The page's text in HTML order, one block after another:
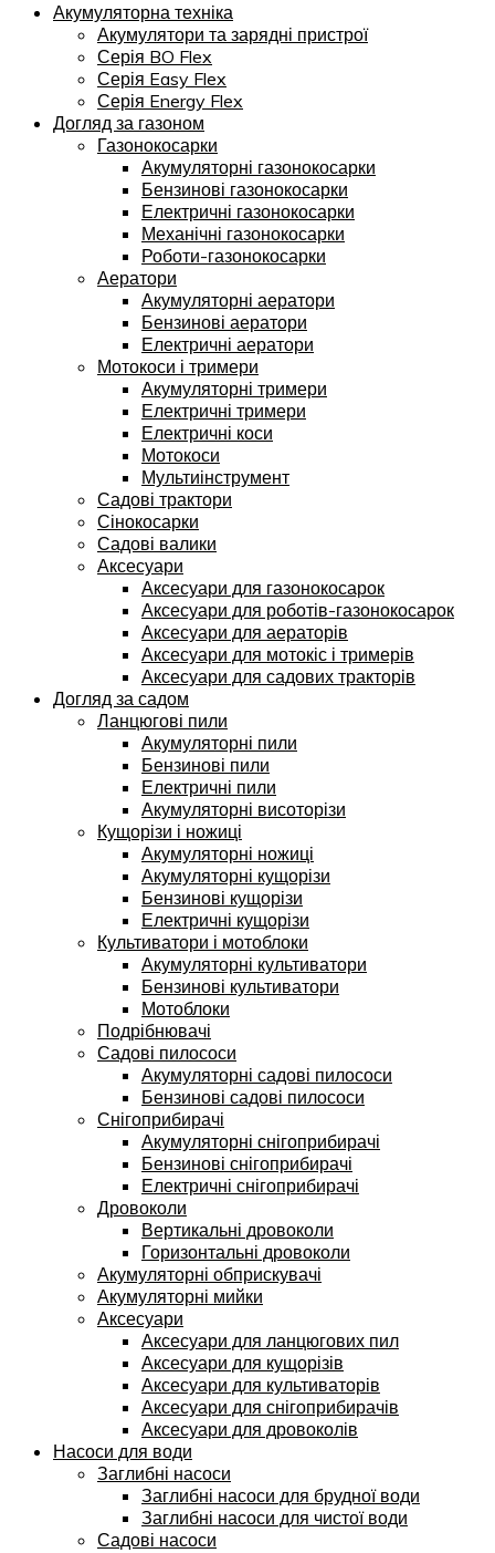
Акумуляторна техніка
Акумулятори та зарядні пристрої
Серія BO Flex
Серія Easy Flex
Серія Energy Flex
Догляд за газоном
Газонокосарки
Акумуляторні газонокосарки
Бензинові газонокосарки
Електричні газонокосарки
Механічні газонокосарки
Роботи-газонокосарки
Аератори
Акумуляторні аератори
Бензинові аератори
Електричні аератори
Мотокоси і тримери
Акумуляторні тримери
Електричні тримери
Електричні коси
Мотокоси
Мультиінструмент
Садові трактори
Сінокосарки
Садові валики
Аксесуари
Аксесуари для газонокосарок
Аксесуари для роботів-газонокосарок
Аксесуари для аераторів
Аксесуари для мотокіс і тримерів
Аксесуари для садових тракторів
Догляд за садом
Ланцюгові пили
Акумуляторні пили
Бензинові пили
Електричні пили
Акумуляторні висоторізи
Кущорізи і ножиці
Акумуляторні ножиці
Акумуляторні кущорізи
Бензинові кущорізи
Електричні кущорізи
Культиватори і мотоблоки
Акумуляторні культиватори
Бензинові культиватори
Мотоблоки
Подрібнювачі
Садові пилососи
Акумуляторні садові пилососи
Бензинові садові пилососи
Снігоприбирачі
Акумуляторні снігоприбирачі
Бензинові снігоприбирачі
Електричні снігоприбирачі
Дровоколи
Вертикальні дровоколи
Горизонтальні дровоколи
Акумуляторні обприскувачі
Акумуляторні мийки
Аксесуари
Аксесуари для ланцюгових пил
Аксесуари для кущорізів
Аксесуари для культиваторів
Аксесуари для снігоприбирачів
Аксесуари для дровоколів
Насоси для води
Заглибні насоси
Заглибні насоси для брудної води
Заглибні насоси для чистої води
Садові насоси